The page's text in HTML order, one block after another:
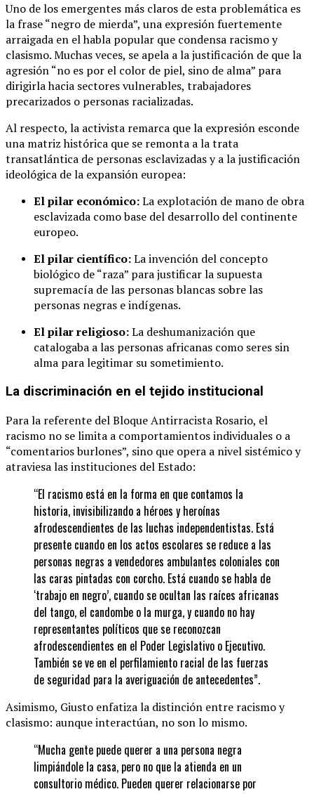
Uno de los emergentes más claros de esta problemática es
la frase “negro de mierda”, una expresión fuertemente
arraigada en el habla popular que condensa racismo y
clasismo. Muchas veces, se apela a la justificación de que la
agresión “no es por el color de piel, sino de alma” para
dirigirla hacia sectores vulnerables, trabajadores
precarizados o personas racializadas.
Al respecto, la activista remarca que la expresión esconde
una matriz histórica que se remonta a la trata
transatlántica de personas esclavizadas y a la justificación
ideológica de la expansión europea:
El pilar económico:La explotación de mano de obra
esclavizada como base del desarrollo del continente
europeo.
El pilar científico:La invención del concepto
biológico de “raza” para justificar la supuesta
supremacía de las personas blancas sobre las
personas negras e indígenas.
El pilar religioso:La deshumanización que
catalogaba a las personas africanas como seres sin
alma para legitimar su sometimiento.
La discriminación en el tejido institucional
Para la referente del Bloque Antirracista Rosario, el
racismo no se limita a comportamientos individuales o a
“comentarios burlones”, sino que opera a nivel sistémico y
atraviesa las instituciones del Estado:
“El racismo está en la forma en que contamos la
historia, invisibilizando a héroes y heroínas
afrodescendientes de las luchas independentistas. Está
presente cuando en los actos escolares se reduce a las
personas negras a vendedores ambulantes coloniales con
las caras pintadas con corcho. Está cuando se habla de
‘trabajo en negro’, cuando se ocultan las raíces africanas
del tango, el candombe o la murga, y cuando no hay
representantes políticos que se reconozcan
afrodescendientes en el Poder Legislativo o Ejecutivo.
También se ve en el perfilamiento racial de las fuerzas
de seguridad para la averiguación de antecedentes”.
Asimismo, Giusto enfatiza la distinción entre racismo y
clasismo: aunque interactúan, no son lo mismo.
“Mucha gente puede querer a una persona negra
limpiándole la casa, pero no que la atienda en un
consultorio médico. Pueden querer relacionarse por